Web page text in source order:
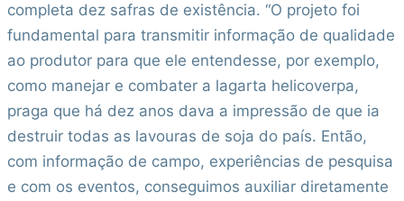
completa dez safras de existência. “O projeto foi
fundamental para transmitir informação de qualidade
ao produtor para que ele entendesse, por exemplo,
como manejar e combater a lagarta helicoverpa,
praga que há dez anos dava a impressão de que ia
destruir todas as lavouras de soja do país. Então,
com informação de campo, experiências de pesquisa
e com os eventos, conseguimos auxiliar diretamente